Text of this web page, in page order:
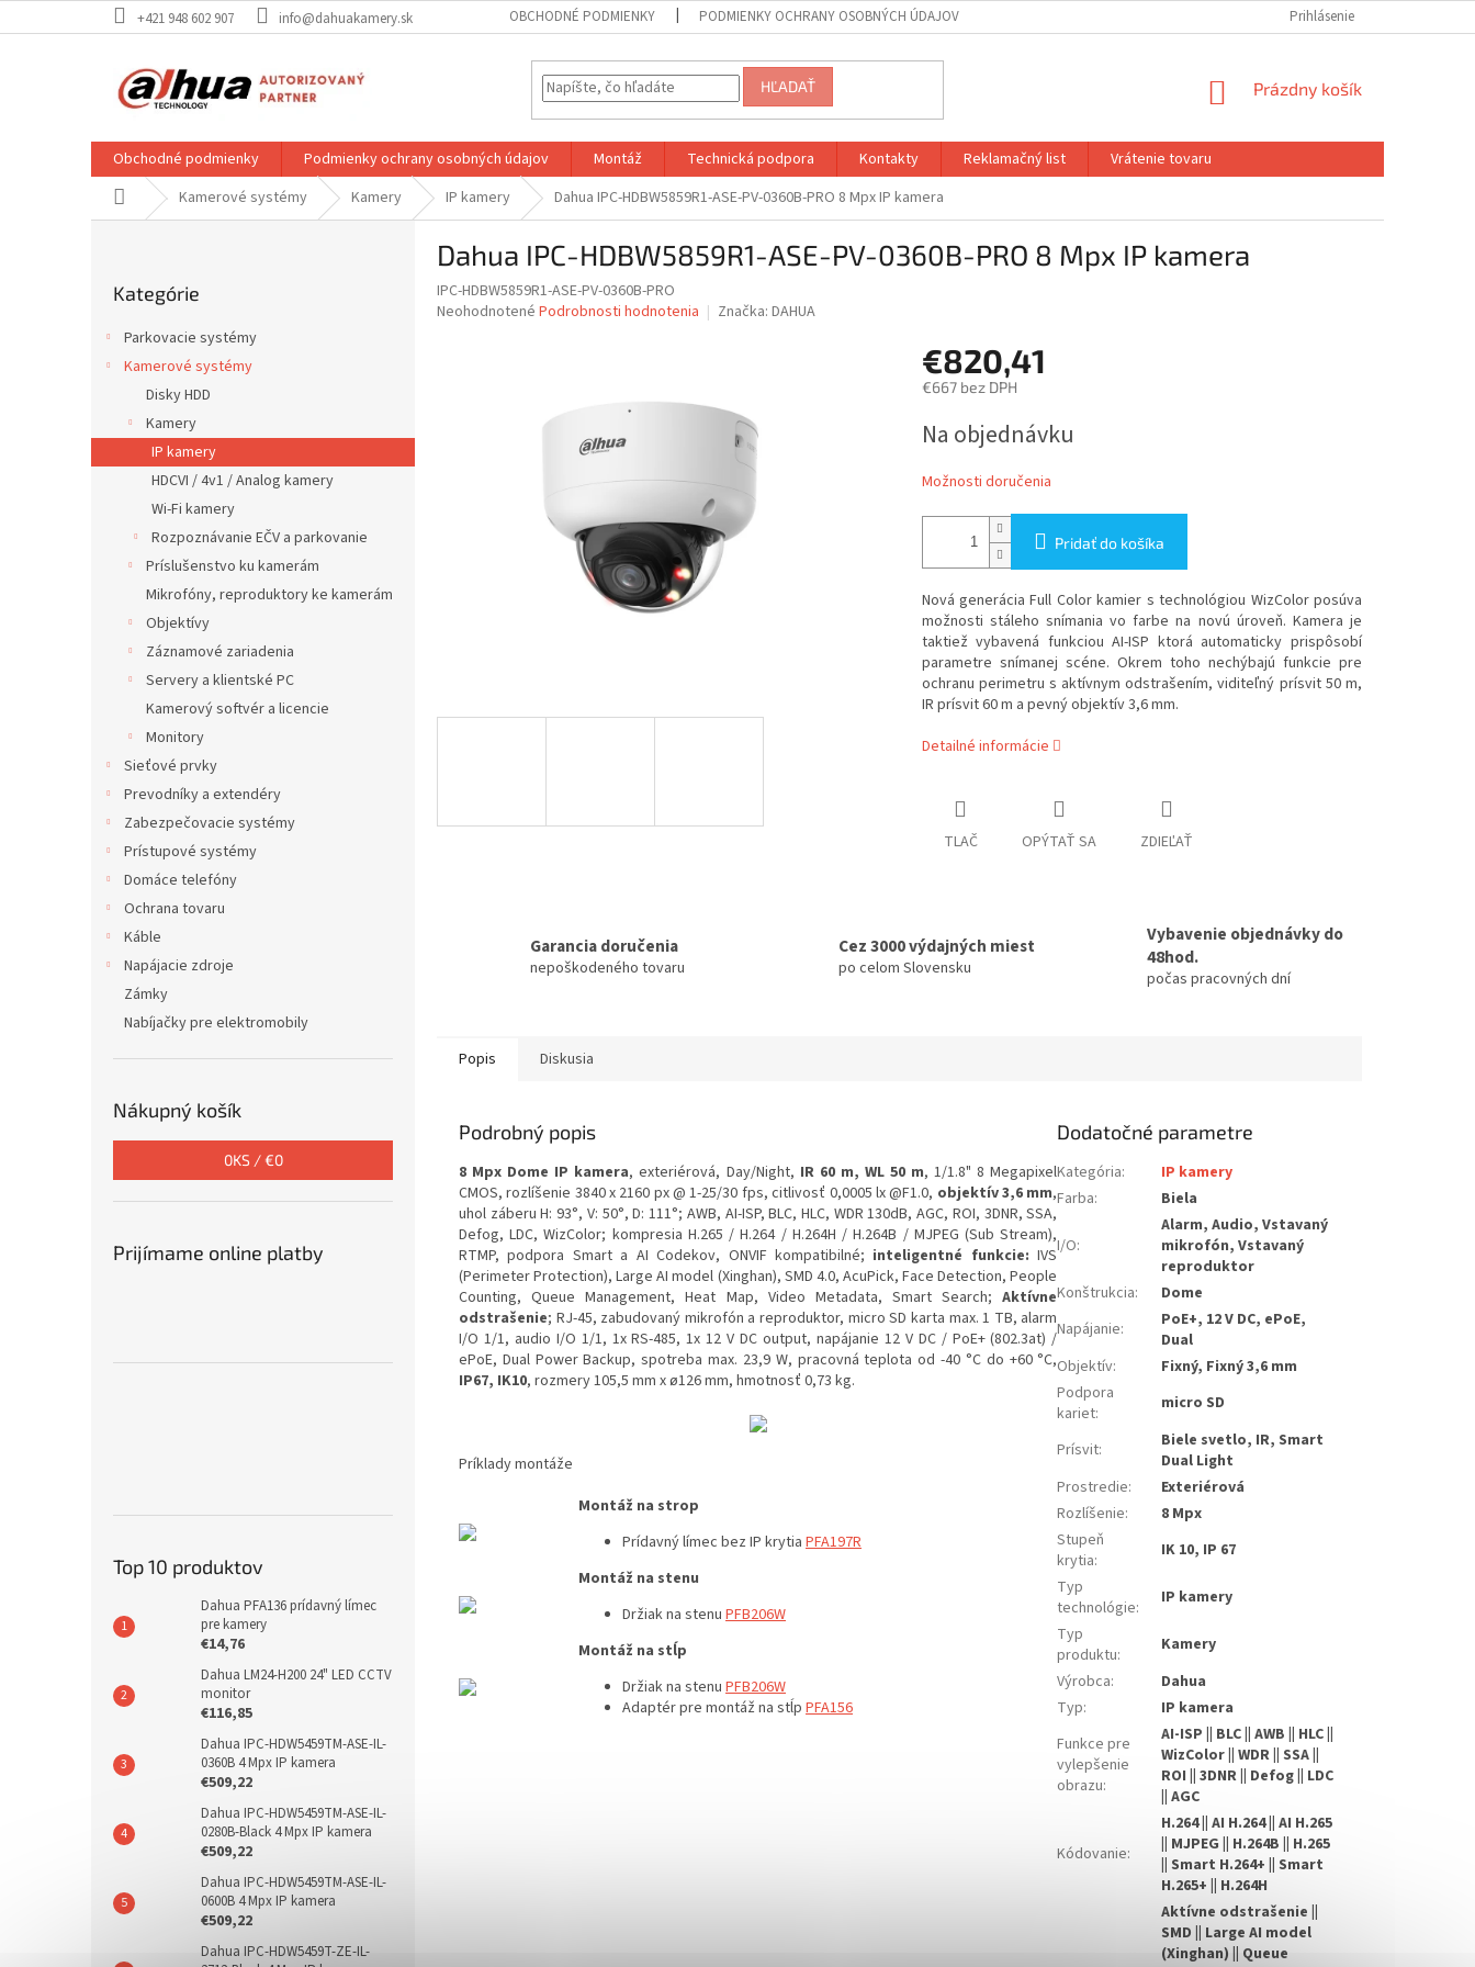
na
+421 948 602 907 info@dahuakamery.sk OBCHODNÉ PODMIENKY PODMIENKY OCHRANY OSOBNÝCH ÚDAJOV Prihlásenie
HĽADAŤ
NÁKUPNÝ
Prázdny košík
Obchodné podmienky Podmienky ochrany osobných údajov Montáž Technická podpora Kontakty Reklamačný list
Vrátenie tovaru
DomovKamerové systémy Kamery IP kamery Dahua IPC-HDBW5859R1-ASE-PV-0360B-PRO 8 Mpx IP kamera
kategórie
Kategórie
Parkovacie systémy
Kamerové systémy
Disky HDD
Kamery
IP kamery
HDCVI / 4v1 / Analog kamery
Wi-Fi kamery
Rozpoznávanie EČV a parkovanie
Príslušenstvo ku kamerám
Mikrofóny, reproduktory ke kamerám
Objektívy
Záznamové zariadenia
Servery a klientské PC
Kamerový softvér a licencie
Monitory
Sieťové prvky
Prevodníky a extendéry
Zabezpečovacie systémy
Prístupové systémy
Domáce telefóny
Ochrana tovaru
Káble
Napájacie zdroje
Zámky
Nabíjačky pre elektromobily
Nákupný košík
0KS /€0
Prijímame online platby
Top 10 produktov
Dahua PFA136 prídavný límec
pre kamery
€14,76
Dahua LM24-H200 24" LED CCTV
monitor
€116,85
Dahua IPC-HDW5459TM-ASE-IL-
0360B 4 Mpx IP kamera
€509,22
Dahua IPC-HDW5459TM-ASE-IL-
0280B-Black 4 Mpx IP kamera
€509,22
Dahua IPC-HDW5459TM-ASE-IL-
0600B 4 Mpx IP kamera
€509,22
Dahua IPC-HDW5459T-ZE-IL-
Dahua IPC-HDBW5859R1-ASE-PV-0360B-PRO 8 Mpx IP kamera
IPC-HDBW5859R1-ASE-PV-0360B-PRO
Priemerné
Neohodnotené Podrobnosti hodnotenia Značka: DAHUA
€820,41
€667 bez DPH
cena:
Na objednávku
Možnosti doručenia
Pridať do košíka
Nová generácia Full Color kamier s technológiou WizColor posúva
možnosti stáleho snímania vo farbe na novú úroveň. Kamera je
taktiež vybavená funkciou AI-ISP ktorá automaticky prispôsobí
parametre snímanej scéne. Okrem toho nechýbajú funkcie pre
ochranu perimetru s aktívnym odstrašením, viditeľný prísvit 50 m,
IR prísvit 60 m a pevný objektív 3,6 mm.
Detailné informácie
TLAČ OPÝTAŤ SA ZDIEĽAŤ
Garancia doručenia
nepoškodeného tovaru
Cez 3000 výdajných miest
po celom Slovensku
Vybavenie objednávky do
48hod.
počas pracovných dní
Popis Diskusia
Podrobný popis
8 Mpx Dome IP kamera, exteriérová, Day/Night, IR 60 m, WL 50 m, 1/1.8" 8 Megapixel
CMOS, rozlíšenie 3840 x 2160 px @ 1-25/30 fps, citlivosť 0,0005 lx @F1.0, objektív 3,6 mm,
uhol záberu H: 93°, V: 50°, D: 111°; AWB, AI-ISP, BLC, HLC, WDR 130dB, AGC, ROI, 3DNR, SSA,
Defog, LDC, WizColor; kompresia H.265 / H.264 / H.264H / H.264B / MJPEG (Sub Stream),
RTMP, podpora Smart a AI Codekov, ONVIF kompatibilné; inteligentné funkcie: IVS
(Perimeter Protection), Large AI model (Xinghan), SMD 4.0, AcuPick, Face Detection, People
Counting, Queue Management, Heat Map, Video Metadata, Smart Search;Aktívne
odstrašenie; RJ-45, zabudovaný mikrofón a reproduktor, micro SD karta max. 1 TB, alarm
I/O 1/1, audio I/O 1/1, 1x RS-485, 1x 12 V DC output, napájanie 12 V DC / PoE+ (802.3at) /
ePoE, Dual Power Backup, spotreba max. 23,9 W, pracovná teplota od -40 °C do +60 °C,
IP67, IK10, rozmery 105,5 mm x ø126 mm, hmotnosť 0,73 kg.
Príklady montáže
Montáž na strop
Prídavný límec bez IP krytia PFA197R
Montáž na stenu
Držiak na stenu PFB206W
Montáž na stĺp
Držiak na stenu PFB206W
Adaptér pre montáž na stĺp PFA156
Dodatočné parametre
Kategória:
IP kamery
Farba: Biela
I/O:
Alarm, Audio, Vstavaný
mikrofón, Vstavaný
reproduktor
Konštrukcia:
Dome
Napájanie:
PoE+, 12 V DC, ePoE,
Dual
Objektív:
Fixný, Fixný 3,6 mm
Podpora
kariet: micro SD
Prísvit:
Biele svetlo, IR, Smart
Dual Light
Prostredie:
Exteriérová
Rozlíšenie:
8 Mpx
Stupeň
krytia:
IK 10, IP 67
Typ
technológie:
IP kamery
Typ
produktu:
Kamery
Výrobca:
Dahua
Typ:
IP kamera
Funkce pre
vylepšenie
obrazu:
AI-ISP || BLC || AWB || HLC ||
WizColor || WDR || SSA ||
ROI || 3DNR || Defog || LDC
|| AGC
Kódovanie:
H.264 || AI H.264 || AI H.265
|| MJPEG || H.264B || H.265
|| Smart H.264+ || Smart
H.265+ || H.264H
Aktívne odstrašenie ||
SMD || Large AI model
(Xinghan) || Queue